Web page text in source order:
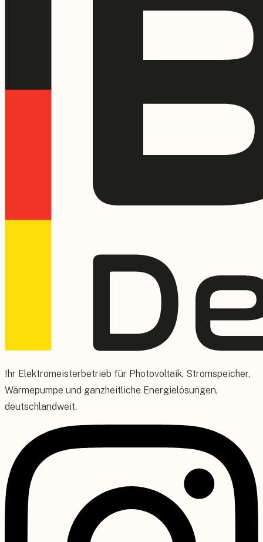
Ihr Elektromeisterbetrieb für Photovoltaik, Stromspeicher,
Wärmepumpe und ganzheitliche Energielösungen,
deutschlandweit.